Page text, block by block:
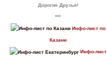
Дорогие Друзья!
***
Инфо-лист по
Казани
Инфо-лист